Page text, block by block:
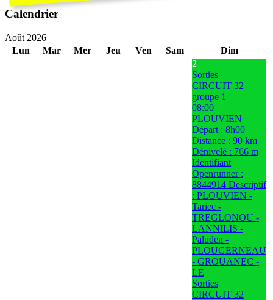
Calendrier
Août 2026
Lun
Mar Mer Jeu Ven Sam Dim
2
Sorties
CIRCUIT 32
groupe 1
08:00
PLOUVIEN
Départ : 8h00
Distance : 90 km
Dénivelé : 766 m
Identifiant
Openrunner :
8844914 Descriptif
: PLOUVIEN -
Tariec -
TREGLONOU -
LANNILIS -
Paluden -
PLOUGERNEAU
- GROUANEC -
LE
Sorties
CIRCUIT 32